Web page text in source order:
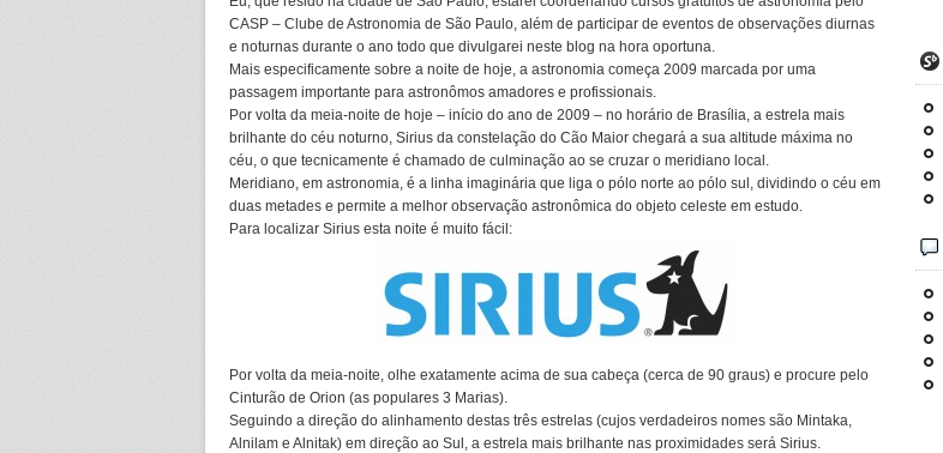
CASP – Clube de Astronomia de São Paulo, além de participar de eventos de observações diurnas
e noturnas durante o ano todo que divulgarei neste blog na hora oportuna.
Mais especificamente sobre a noite de hoje, a astronomia começa 2009 marcada por uma
passagem importante para astronômos amadores e profissionais.
Por volta da meia-noite de hoje – início do ano de 2009 – no horário de Brasília, a estrela mais
brilhante do céu noturno, Sirius da constelação do Cão Maior chegará a sua altitude máxima no
céu, o que tecnicamente é chamado de culminação ao se cruzar o meridiano local.
Meridiano, em astronomia, é a linha imaginária que liga o pólo norte ao pólo sul, dividindo o céu em
duas metades e permite a melhor observação astronômica do objeto celeste em estudo.
Para localizar Sirius esta noite é muito fácil:
Por volta da meia-noite, olhe exatamente acima de sua cabeça (cerca de 90 graus) e procure pelo
Cinturão de Orion (as populares 3 Marias).
Seguindo a direção do alinhamento destas três estrelas (cujos verdadeiros nomes são Mintaka,
Alnilam e Alnitak) em direção ao Sul, a estrela mais brilhante nas proximidades será Sirius.